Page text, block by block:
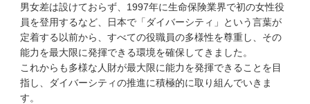
男女差は設けておらず、1997年に生命保険業界で初の女性役
員を登用するなど、日本で「ダイバーシティ」という言葉が
定着する以前から、すべての役職員の多様性を尊重し、その
能力を最大限に発揮できる環境を確保してきました。
これからも多様な人財が最大限に能力を発揮できることを目
指し、ダイバーシティの推進に積極的に取り組んでいきま
す。